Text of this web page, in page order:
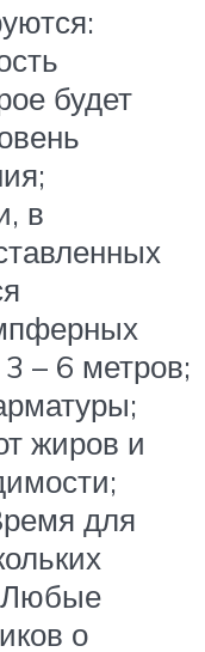
будет
в
– 6 метров;
жиров и
для
Любые
о